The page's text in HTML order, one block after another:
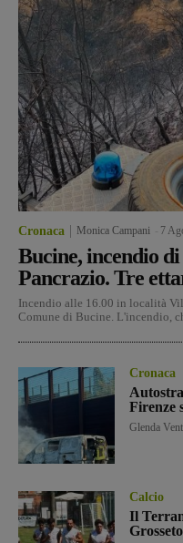
Cronaca Monica Campani 7
Bucine, incendio di
Pancrazio. Tre
Incendio alle 16.00 in località
Comune di Bucine. L'incendio,
Cronaca
Firenze
Glenda
Calcio
Il